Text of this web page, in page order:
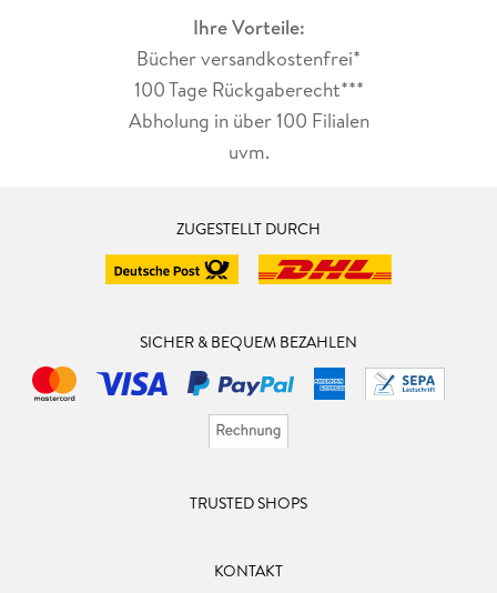
Ihre Vorteile:
Bücher versandkostenfrei*
100 Tage Rückgaberecht***
Abholung in über 100 Filialen
uvm.
ZUGESTELLT DURCH
SICHER & BEQUEM BEZAHLEN
TRUSTED SHOPS
KONTAKT